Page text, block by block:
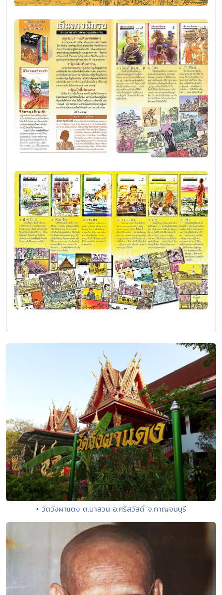
• วัดวังผาแดง ต.นาสวน อ.ศรีสวัสดิ์ จ.กาญจนบุรี